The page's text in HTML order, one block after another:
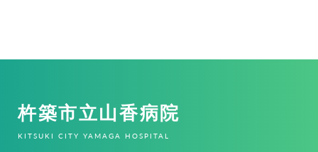
杵築市立山香病院
KITSUKI CITY YAMAGA HOSPITAL